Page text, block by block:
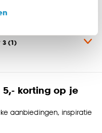
gebruik te maken
aanpassen’ te
keuze altijd nog
3 (1)
korting op je
aanbiedingen, inspiratie